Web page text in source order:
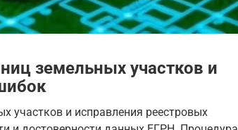
земельных участков и
участков и исправления реестровых